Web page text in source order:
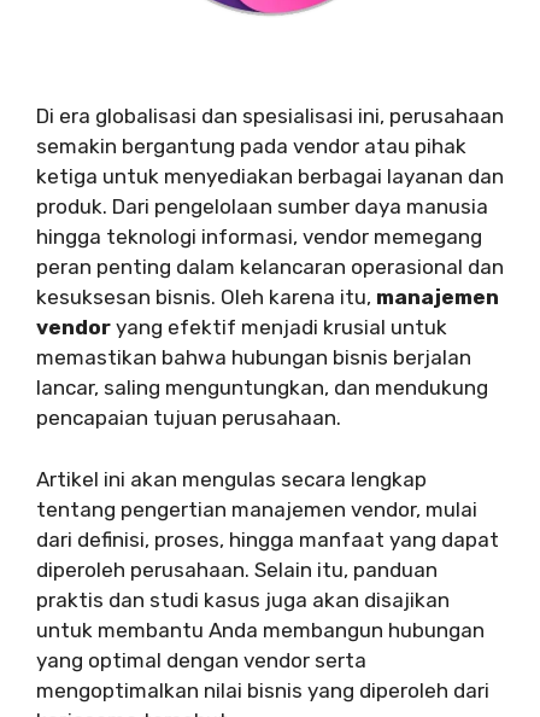
Di era globalisasi dan spesialisasi ini, perusahaan
semakin bergantung pada vendor atau pihak
ketiga untuk menyediakan berbagai layanan dan
produk. Dari pengelolaan sumber daya manusia
hingga teknologi informasi, vendor memegang
peran penting dalam kelancaran operasional dan
kesuksesan bisnis. Oleh karena itu, manajemen
vendor yang efektif menjadi krusial untuk
memastikan bahwa hubungan bisnis berjalan
lancar, saling menguntungkan, dan mendukung
pencapaian tujuan perusahaan.
Artikel ini akan mengulas secara lengkap
tentang pengertian manajemen vendor, mulai
dari definisi, proses, hingga manfaat yang dapat
diperoleh perusahaan. Selain itu, panduan
praktis dan studi kasus juga akan disajikan
untuk membantu Anda membangun hubungan
yang optimal dengan vendor serta
mengoptimalkan nilai bisnis yang diperoleh dari